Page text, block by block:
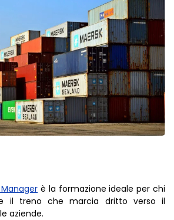
è la formazione ideale per chi
il treno che marcia dritto verso il
aziende.